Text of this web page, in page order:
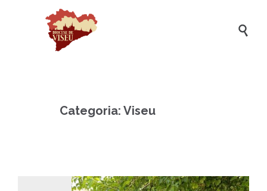

Categoria: Viseu